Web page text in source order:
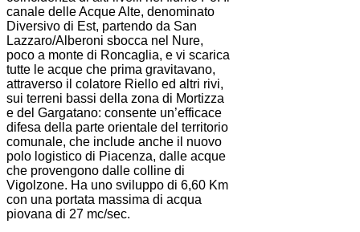
canale delle Acque Alte, denominato
Diversivo di Est, partendo da San
Lazzaro/Alberoni sbocca nel Nure,
poco a monte di Roncaglia, e vi scarica
tutte le acque che prima gravitavano,
attraverso il colatore Riello ed altri rivi,
sui terreni bassi della zona di Mortizza
e del Gargatano: consente un’efficace
difesa della parte orientale del territorio
comunale, che include anche il nuovo
polo logistico di Piacenza, dalle acque
che provengono dalle colline di
Vigolzone. Ha uno sviluppo di 6,60 Km
con una portata massima di acqua
piovana di 27 mc/sec.